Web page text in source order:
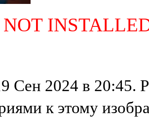
Сен 2024 в 20:45.
к этому